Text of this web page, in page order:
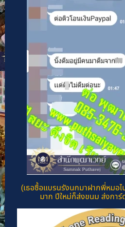
(เธอซื้อแบรนรังนกมาฝากพี่หมอไ
มาก ปีใหม่ก็ส่งขนม ส่งกา